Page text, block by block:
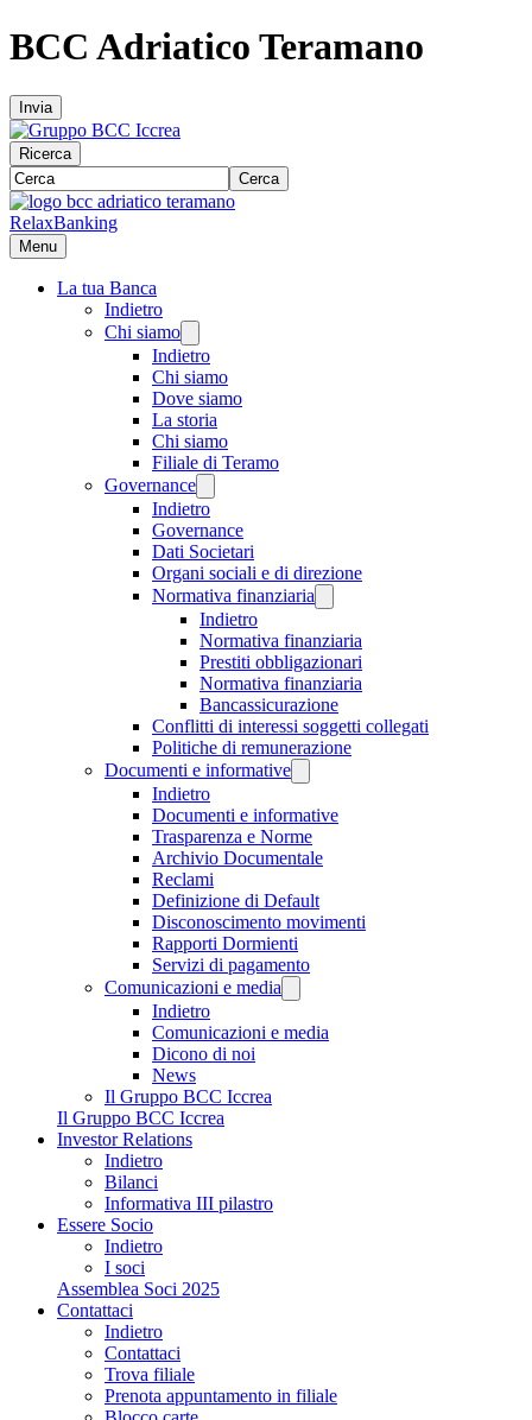
BCC Adriatico Teramano
Invia
Ricerca
Cerca
RelaxBanking
Menu
La tua Banca
Indietro
Chi siamo
Indietro
Chi siamo
Dove siamo
La storia
Chi siamo
Filiale di Teramo
Governance
Indietro
Governance
Dati Societari
Organi sociali e di direzione
Normativa finanziaria
Indietro
Normativa finanziaria
Prestiti obbligazionari
Normativa finanziaria
Bancassicurazione
Conflitti di interessi soggetti collegati
Politiche di remunerazione
Documenti e informative
Indietro
Documenti e informative
Trasparenza e Norme
Archivio Documentale
Reclami
Definizione di Default
Disconoscimento movimenti
Rapporti Dormienti
Servizi di pagamento
Comunicazioni e media
Indietro
Comunicazioni e media
Dicono di noi
News
Il Gruppo BCC Iccrea
Il Gruppo BCC Iccrea
Investor Relations
Indietro
Bilanci
Informativa III pilastro
Essere Socio
Indietro
I soci
Assemblea Soci 2025
Contattaci
Indietro
Contattaci
Trova filiale
Prenota appuntamento in filiale